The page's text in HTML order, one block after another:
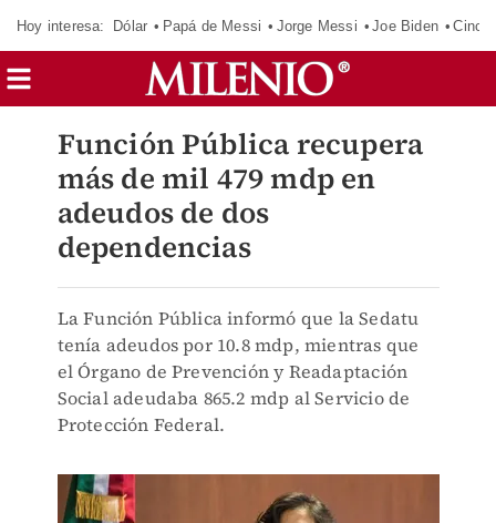
Hoy interesa: Dólar Papá de Messi Jorge Messi Joe Biden
Función Pública recupera
más de mil 479 mdp en
adeudos de dos
dependencias
La Función Pública informó que la Sedatu
tenía adeudos por 10.8 mdp, mientras que
el Órgano de Prevención y Readaptación
Social adeudaba 865.2 mdp al Servicio de
Protección Federal.